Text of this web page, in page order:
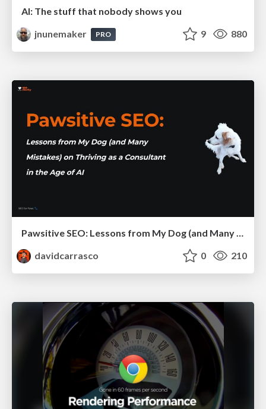
AI: The stuff that nobody shows you
jnunemaker
PRO 9 880
davidcarrasco
0 210